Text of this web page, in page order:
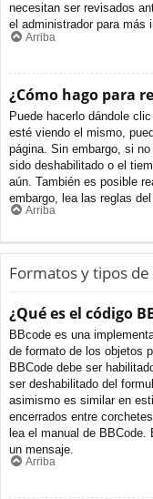
necesitan ser revisados
el administrador para más
Arriba
¿Cómo hago para
Puede hacerlo dándole
esté viendo el mismo,
página. Sin embargo, si
sido deshabilitado o el
aún. También es posible
embargo, lea las reglas
Arriba
Formatos y tipos
¿Qué es el código
BBcode es una
de formato de los objetos
BBCode debe ser
ser deshabilitado del
asimismo es similar en
encerrados entre
lea el manual de
un mensaje.
Arriba